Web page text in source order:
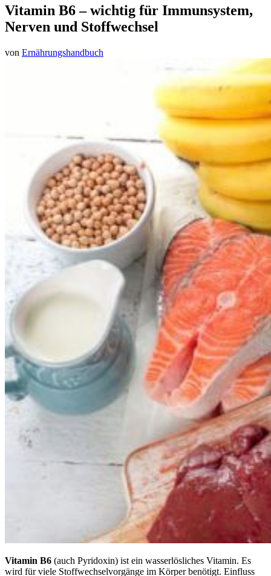
Vitamin B6 – wichtig für Immunsystem,
Nerven und Stoffwechsel
von Ernährungshandbuch
Vitamin B6 (auch Pyridoxin) ist ein wasserlösliches Vitamin. Es
wird für viele Stoffwechselvorgänge im Körper benötigt. Einfluss